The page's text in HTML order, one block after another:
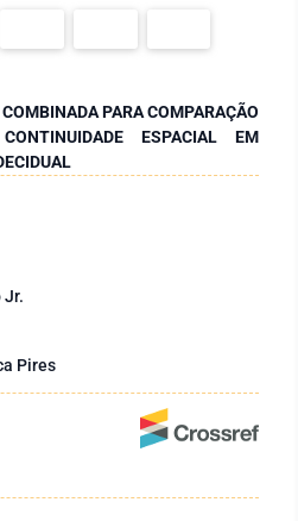
PARA COMPARAÇÃO
ESPACIAL EM
Jr.
Pires